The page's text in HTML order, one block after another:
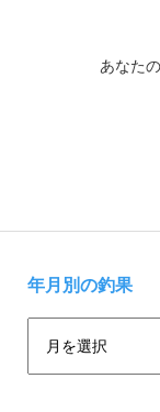
あなた
年月別の釣果